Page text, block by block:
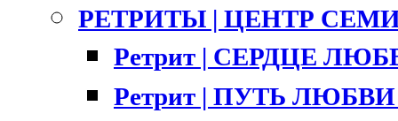
РЕТРИТЫ | ЦЕНТР
Ретрит | СЕРДЦЕ
Ретрит | ПУТЬ ЛЮБВИ